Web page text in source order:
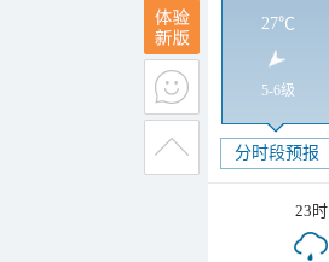
27℃
5-6级
分时段预报
23时